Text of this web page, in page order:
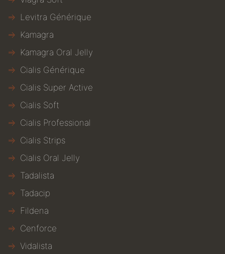
Levitra Générique
Kamagra
Kamagra Oral Jelly
Cialis Générique
Cialis Super Active
Cialis Soft
Cialis Professional
Cialis Strips
Cialis Oral Jelly
Tadalista
Tadacip
Fildena
Cenforce
Vidalista